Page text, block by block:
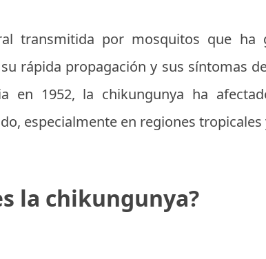
transmitida por mosquitos que ha
rápida propagación y sus síntomas
en 1952, la chikungunya ha
especialmente en regiones
la chikungunya?